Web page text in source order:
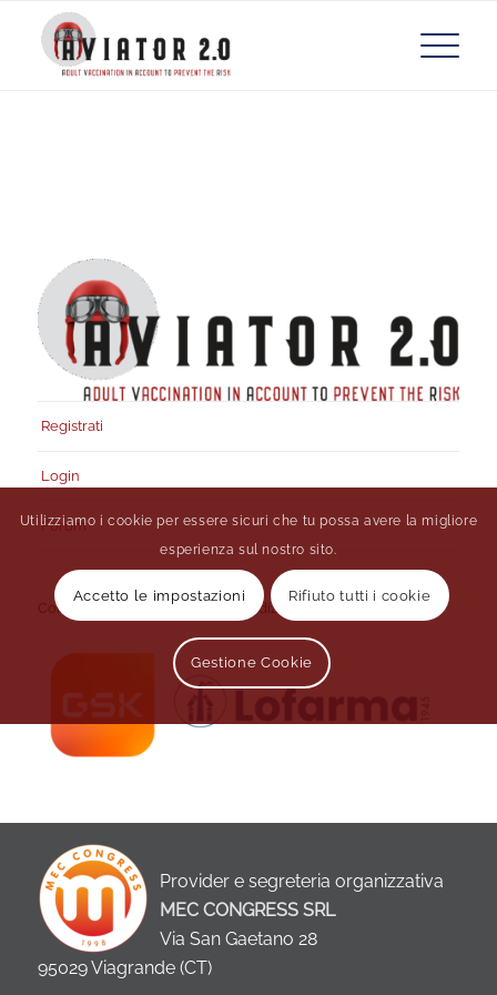
Registrati
Login
Forum
Con la sponsorizzazione non condizionante di
Provider e segreteria organizzativa
MEC CONGRESS SRL
Via San Gaetano 28
95029 Viagrande (CT)
Utilizziamo i cookie per essere sicuri che tu possa avere la migliore
esperienza sul nostro sito.
Accetto le impostazioni Rifiuto tutti i cookie
Gestione Cookie